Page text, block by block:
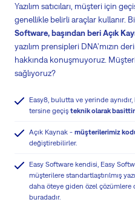
Yazılım satıcıları, müşteri için
genellikle belirli araçlar kullanır.
Software, başından beri Açık
yazılım prensipleri DNA'mızın
hakkında konuşmuyoruz.
sağlıyoruz?
Easy8, bulutta ve yerinde
tersine geçiş teknik olarak basittir
Açık Kaynak - müşterilerimiz
değiştirebilirler.
Easy Software kendisi, Easy
müşterilere standartlaştırılmış
daha öteye giden özel çözümlere
buradadır.